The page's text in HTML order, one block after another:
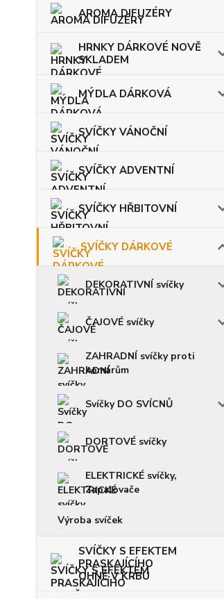
AROMA DIFUZÉRY
HRNKY DÁRKOVÉ NOVĚ
SKLADEM
MÝDLA DÁRKOVÁ
SVÍČKY VÁNOČNÍ
SVÍČKY ADVENTNÍ
SVÍČKY HŘBITOVNÍ
SVÍČKY DÁRKOVÉ
DEKORATIVNÍ svíčky
ČAJOVÉ svíčky
ZAHRADNÍ svíčky proti
komárům
Svíčky DO SVÍCNŮ
DORTOVÉ svíčky
ELEKTRICKÉ svíčky,
Zapalovače
Výroba svíček
SVÍČKY S EFEKTEM
PRASKAJÍCÍHO
OHNĚ V KRBU